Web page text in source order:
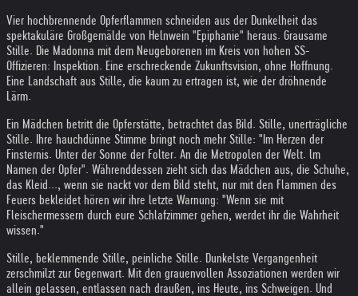
Vier hochbrennende Opferflammen schneiden aus der Dunkelheit das
spektakuläre Großgemälde von Helnwein "Epiphanie" heraus. Grausame
Stille. Die Madonna mit dem Neugeborenen im Kreis von hohen SS-
Offizieren: Inspektion. Eine erschreckende Zukunftsvision, ohne Hoffnung.
Eine Landschaft aus Stille, die kaum zu ertragen ist, wie der dröhnende
Lärm.
Ein Mädchen betritt die Opferstätte, betrachtet das Bild. Stille, unerträgliche
Stille. Ihre hauchdünne Stimme bringt noch mehr Stille: "Im Herzen der
Finsternis. Unter der Sonne der Folter. An die Metropolen der Welt. lm
Namen der Opfer". Währenddessen zieht sich das Mädchen aus, die Schuhe,
das Kleid..., wenn sie nackt vor dem Bild steht, nur mit den Flammen des
Feuers bekleidet hören wir ihre letzte Warnung: "Wenn sie mit
Fleischermessern durch eure Schlafzimmer gehen, werdet ihr die Wahrheit
wissen."
Stille, beklemmende Stille, peinliche Stille. Dunkelste Vergangenheit
zerschmilzt zur Gegenwart. Mit den grauenvollen Assoziationen werden wir
allein gelassen, entlassen nach draußen, ins Heute, ins Schweigen. Und